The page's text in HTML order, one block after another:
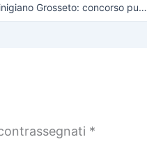
Comune di Cinigiano Grosseto: concorso pubblico per diplomati
*